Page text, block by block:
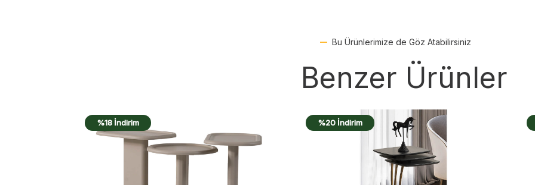
Bu Ürünlerimize de Göz Atabilirsiniz
Benzer Ürünler
%20 İndirim %19 İndirim